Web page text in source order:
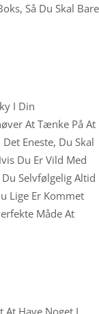
Så Du Skal Bare
I Din
At Tænke På At
Eneste, Du Skal
Du Er Vild Med
Selvfølgelig Altid
Lige Er Kommet
Måde At
At Have Noget I